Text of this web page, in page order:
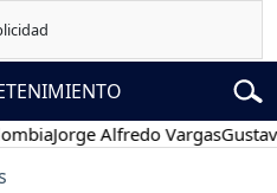
Jorge Alfredo VargasGustavo